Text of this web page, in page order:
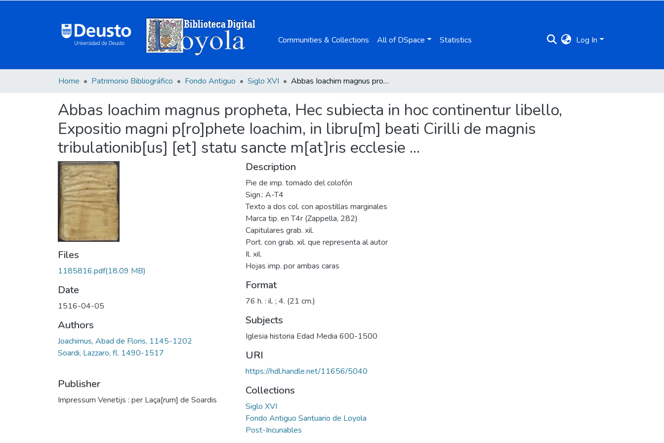
Communities & Collections All of DSpace Statistics Log In
Home Patrimonio Bibliográfico Fondo Antiguo Siglo XVI Abbas Ioachim magnus propheta, Hec subiecta in hoc continentur libello, Expositio magni p[ro]phete Ioachim, in libru[m] beati Cirilli de magnis tribulationib[us] [et] statu sancte m[at]ris ecclesie ...
Abbas Ioachim magnus propheta, Hec subiecta in hoc continentur libello,
Expositio magni p[ro]phete Ioachim, in libru[m] beati Cirilli de magnis
tribulationib[us] [et] statu sancte m[at]ris ecclesie ...
Files
1185816.pdf(18.09 MB)
Date
1516-04-05
Authors
Joachimus, Abad de Floris, 1145-1202
Soardi, Lazzaro, fl. 1490-1517
Publisher
Impressum Venetijs : per Laça[rum] de Soardis
Description
Pie de imp. tomado del colofón
Sign.: A-T4
Texto a dos col. con apostillas marginales
Marca tip. en T4r (Zappella, 282)
Capitulares grab. xil.
Port. con grab. xil. que representa al autor
Il. xil.
Hojas imp. por ambas caras
Format
76 h. : il. ; 4. (21 cm.)
Subjects
Iglesia historia Edad Media 600-1500
URI
https://hdl.handle.net/11656/5040
Collections
Siglo XVI
Fondo Antiguo Santuario de Loyola
Post-Incunables